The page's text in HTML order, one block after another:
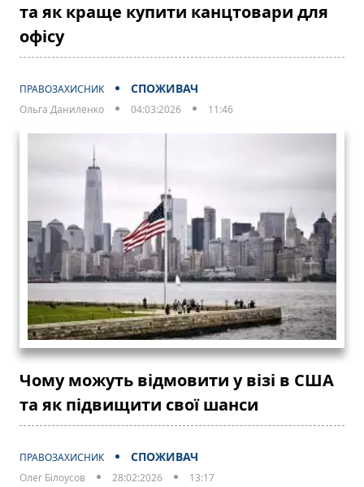
та як краще купити канцтовари для
офісу
ПРАВОЗАХИСНИК СПОЖИВАЧ
Ольга Даниленко 04:03:2026 11:46
Чому можуть відмовити у візі в США
та як підвищити свої шанси
ПРАВОЗАХИСНИК СПОЖИВАЧ
Олег Білоусов 28:02:2026 13:17